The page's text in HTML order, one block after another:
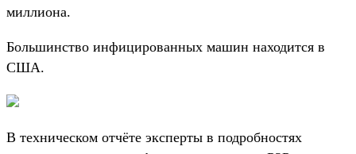
миллиона.
Большинство инфицированных машин находится в
США.
В техническом отчёте эксперты в подробностях